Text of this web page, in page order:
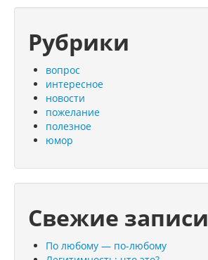
Рубрики
вопрос
интересное
новости
пожелание
полезное
юмор
Свежие записи
По любому — по-любому